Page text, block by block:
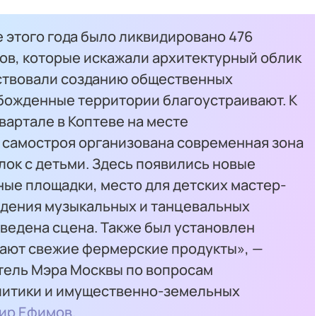
года было ликвидировано 476
которые искажали архитектурный облик
созданию общественных
территории благоустраивают. К
в Коптеве на месте
организована современная зона
с детьми. Здесь появились новые
площадки, место для детских мастер-
музыкальных и танцевальных
сцена. Также был установлен
свежие фермерские продукты», —
Мэра Москвы по вопросам
и имущественно-земельных
Ефимов.